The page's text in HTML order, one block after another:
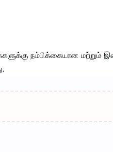
நம்பிக்கையான மற்றும்